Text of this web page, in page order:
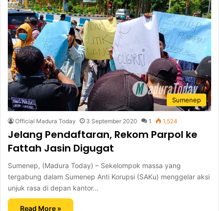
Sumenep
Official Madura Today 3 September 2020 1 1,524
Jelang Pendaftaran, Rekom Parpol ke
Fattah Jasin Digugat
Sumenep, (Madura Today) – Sekelompok massa yang
tergabung dalam Sumenep Anti Korupsi (SAKu) menggelar aksi
unjuk rasa di depan kantor…
Read More »